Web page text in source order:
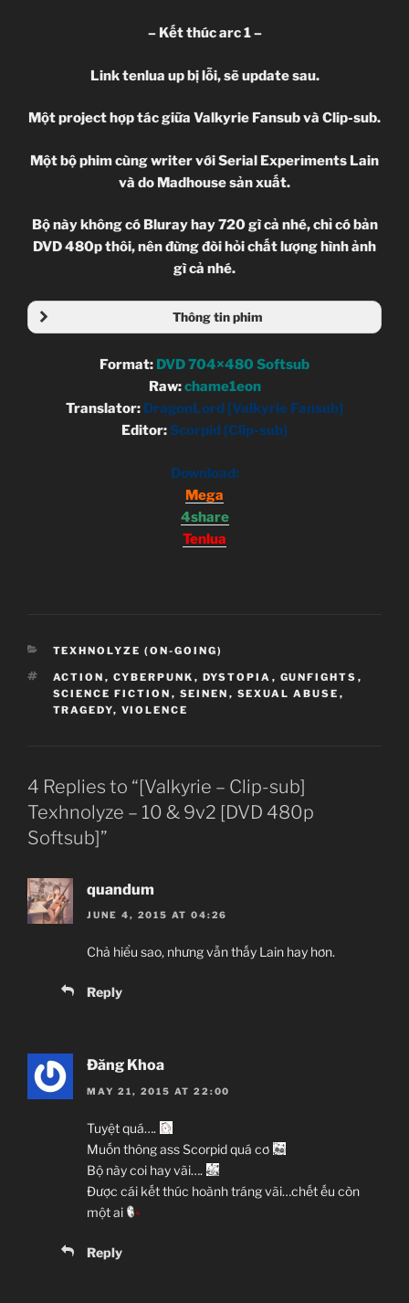
– Kết thúc arc 1 –
Link tenlua up bị lỗi, sẽ update sau.
Một project hợp tác giữa Valkyrie Fansub và Clip-sub.
Một bộ phim cùng writer với Serial Experiments Lain
và do Madhouse sản xuất.
Bộ này không có Bluray hay 720 gì cả nhé, chỉ có bản
DVD 480p thôi, nên đừng đòi hỏi chất lượng hình ảnh
gì cả nhé.
Thông tin phim
Format: DVD 704×480 Softsub
Raw:chame1eon
Translator: DragonLord [Valkyrie Fansub]
Editor: Scorpid [Clip-sub]
Download:
Mega
4share
Tenlua
CATEGORIES
TEXHNOLYZE (ON-GOING)
TAGS
ACTION , CYBERPUNK , DYSTOPIA , GUNFIGHTS ,
SCIENCE FICTION , SEINEN , SEXUAL ABUSE ,
TRAGEDY, VIOLENCE
4 Replies to “[Valkyrie – Clip-sub]
Texhnolyze – 10 & 9v2 [DVD 480p
Softsub]”
quandum
JUNE 4, 2015 AT 04:26
Chả hiểu sao, nhưng vẫn thấy Lain hay hơn.
Reply
Đăng Khoa
MAY 21, 2015 AT 22:00
Tuyệt quá….
Muốn thông ass Scorpid quá cơ
Bộ này coi hay vãi….
Được cái kết thúc hoành tráng vãi…chết ếu còn
một ai
Reply